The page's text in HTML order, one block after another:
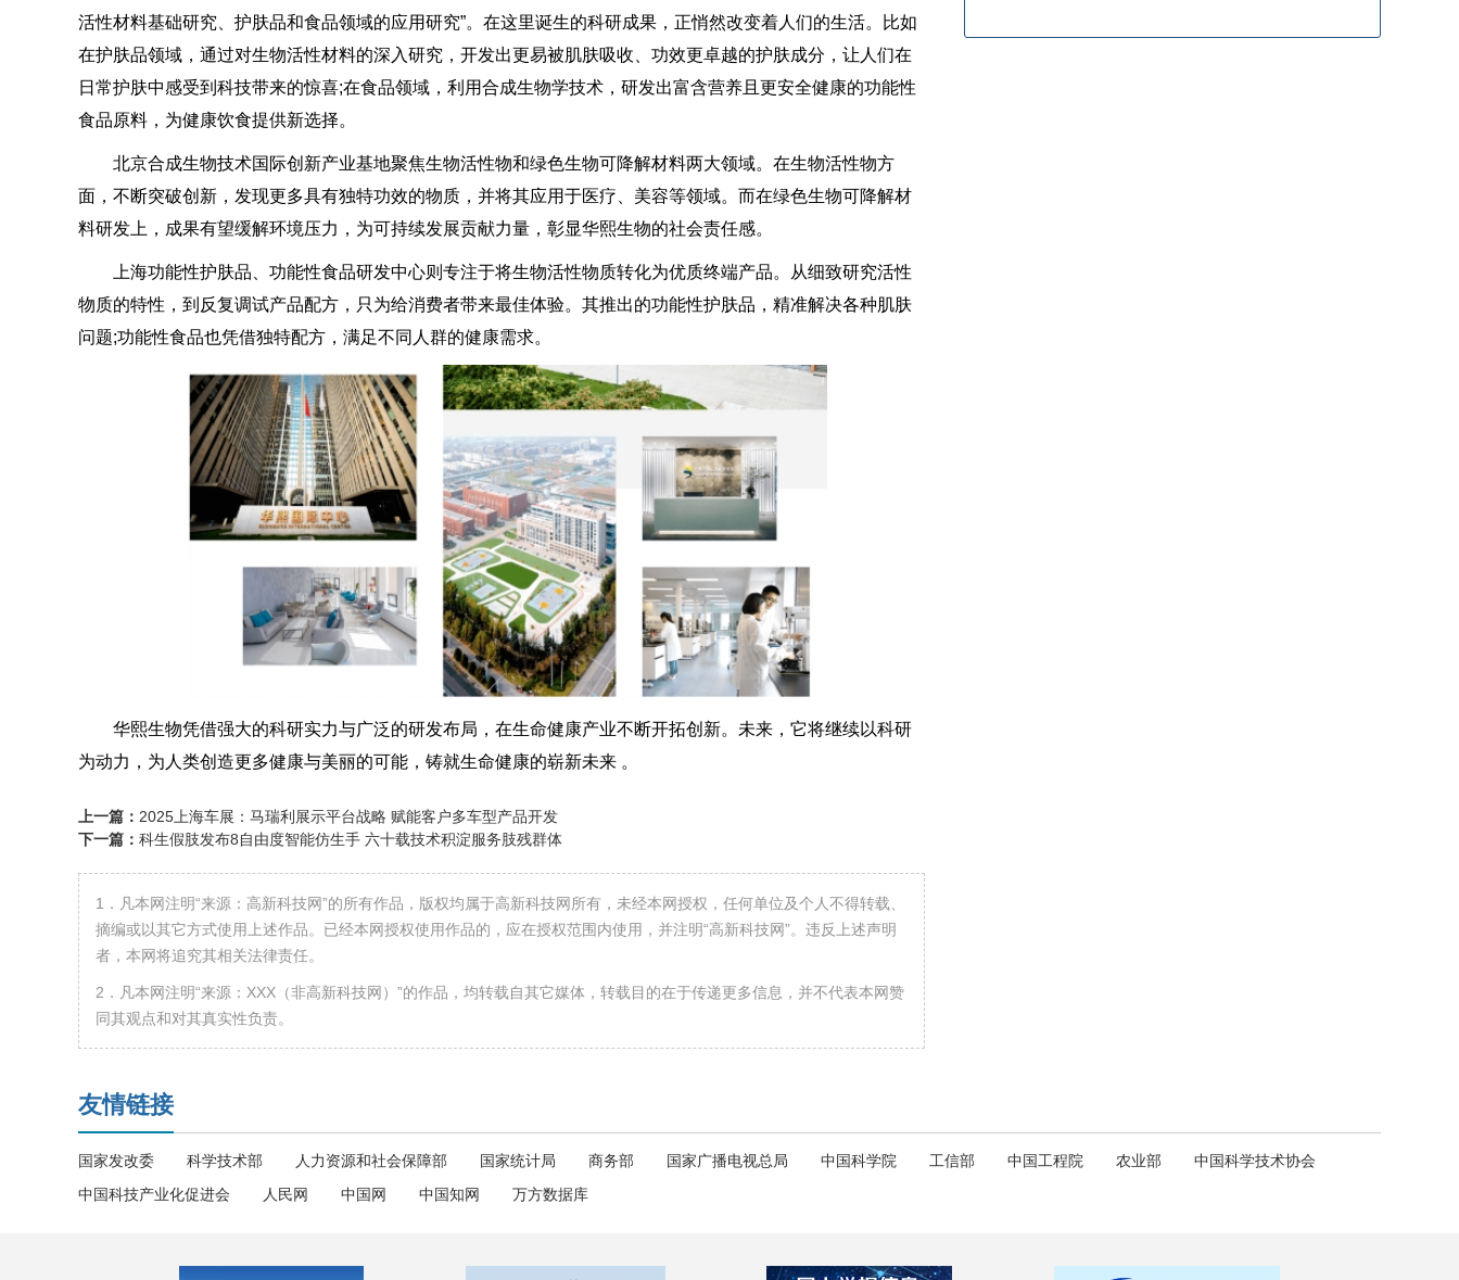
活性材料基础研究、护肤品和食品领域的应用研究”。在这里诞生的科研成果，正悄然改变着人们的生活。比如
在护肤品领域，通过对生物活性材料的深入研究，开发出更易被肌肤吸收、功效更卓越的护肤成分，让人们在
日常护肤中感受到科技带来的惊喜;在食品领域，利用合成生物学技术，研发出富含营养且更安全健康的功能性
食品原料，为健康饮食提供新选择。
北京合成生物技术国际创新产业基地聚焦生物活性物和绿色生物可降解材料两大领域。在生物活性物方
面，不断突破创新，发现更多具有独特功效的物质，并将其应用于医疗、美容等领域。而在绿色生物可降解材
料研发上，成果有望缓解环境压力，为可持续发展贡献力量，彰显华熙生物的社会责任感。
上海功能性护肤品、功能性食品研发中心则专注于将生物活性物质转化为优质终端产品。从细致研究活性
物质的特性，到反复调试产品配方，只为给消费者带来最佳体验。其推出的功能性护肤品，精准解决各种肌肤
问题;功能性食品也凭借独特配方，满足不同人群的健康需求。
华熙生物凭借强大的科研实力与广泛的研发布局，在生命健康产业不断开拓创新。未来，它将继续以科研
为动力，为人类创造更多健康与美丽的可能，铸就生命健康的崭新未来 。
上一篇： 2025上海车展：马瑞利展示平台战略 赋能客户多车型产品开发
下一篇： 科生假肢发布8自由度智能仿生手 六十载技术积淀服务肢残群体
1．凡本网注明“来源：高新科技网”的所有作品，版权均属于高新科技网所有，未经本网授权，任何单位及个人不得转载、
摘编或以其它方式使用上述作品。已经本网授权使用作品的，应在授权范围内使用，并注明“高新科技网”。违反上述声明
者，本网将追究其相关法律责任。
2．凡本网注明“来源：XXX（非高新科技网）”的作品，均转载自其它媒体，转载目的在于传递更多信息，并不代表本网赞
同其观点和对其真实性负责。
友情链接
国家发改委 科学技术部 人力资源和社会保障部 国家统计局 商务部 国家广播电视总局 中国科学院 工信部 中国工程院 农业部
中国科学技术协会
中国科技产业化促进会
人民网 中国网 中国知网 万方数据库